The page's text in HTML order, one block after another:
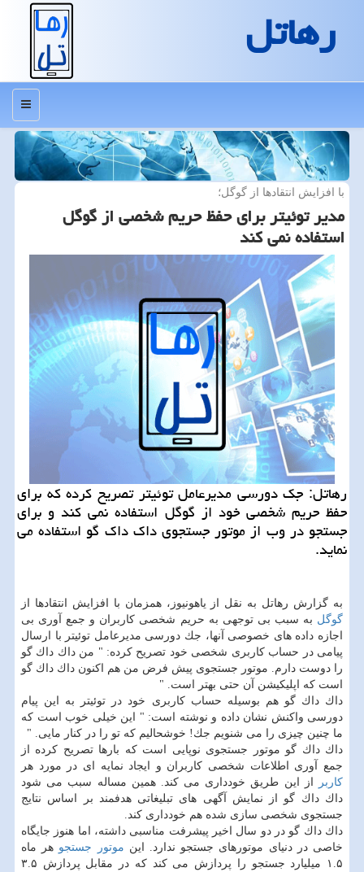
رهاتل
منو
با افزایش انتقادها از گوگل؛
مدیر توئیتر برای حفظ حریم شخصی از گوگل
استفاده نمی كند
رهاتل: جك دورسی مدیرعامل توئیتر تصریح كرده كه برای
حفظ حریم شخصی خود از گوگل استفاده نمی كند و برای
جستجو در وب از موتور جستجوی داك داك گو استفاده می
نماید.
به گزارش رهاتل به نقل از یاهونیوز، همزمان با افزایش انتقادها از
گوگل به سبب بی توجهی به حریم شخصی كاربران و جمع آوری بی
اجازه داده های خصوصی آنها، جك دورسی مدیرعامل توئیتر با ارسال
پیامی در حساب كاربری شخصی خود تصریح كرده: " من داك داك گو
را دوست دارم. موتور جستجوی پیش فرض من هم اكنون داك داك گو
است كه اپلیكیشن آن حتی بهتر است. "
داك داك گو هم بوسیله حساب كاربری خود در توئیتر به این پیام
دورسی واكنش نشان داده و نوشته است: " این خیلی خوب است كه
ما چنین چیزی را می شنویم جك! خوشحالیم كه تو را در كنار مایی. "
داك داك گو موتور جستجوی نوپایی است كه بارها تصریح كرده از
جمع آوری اطلاعات شخصی كاربران و ایجاد نمایه ای در مورد هر
كاربر
از این طریق خودداری می كند. همین مساله سبب می شود
داك داك گو از نمایش آگهی های تبلیغاتی هدفمند بر اساس نتایج
جستجوی شخصی سازی شده هم خودداری كند.
داك داك گو در دو سال اخیر پیشرفت مناسبی داشته، اما هنوز جایگاه
خاصی در دنیای موتورهای جستجو ندارد. این موتور جستجو هر ماه
۱.۵ میلیارد جستجو را پردازش می كند كه در مقابل پردازش ۳.۵